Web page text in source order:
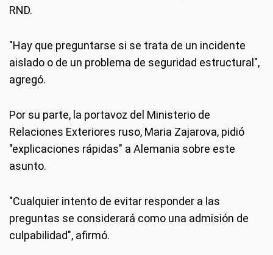
RND.
"Hay que preguntarse si se trata de un incidente
aislado o de un problema de seguridad estructural",
agregó.
Por su parte, la portavoz del Ministerio de
Relaciones Exteriores ruso, Maria Zajarova, pidió
"explicaciones rápidas" a Alemania sobre este
asunto.
"Cualquier intento de evitar responder a las
preguntas se considerará como una admisión de
culpabilidad", afirmó.